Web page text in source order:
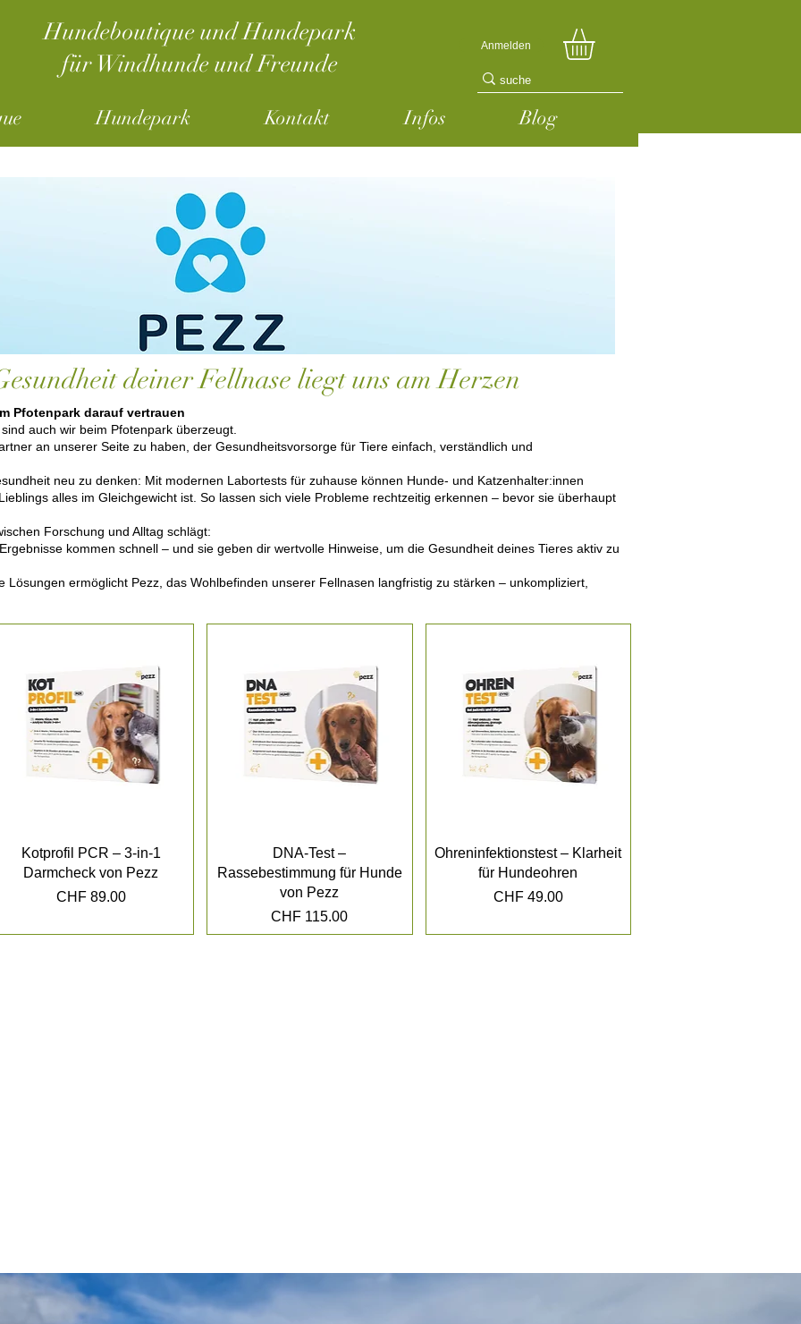
Hundeboutique und Hundepark
für Windhunde und Freunde
Anmelden
Hundepark Kontakt Infos Blog
deiner Fellnase liegt uns am Herzen
Pfotenpark darauf vertrauen
auch wir beim Pfotenpark überzeugt.
an unserer Seite zu haben, der Gesundheitsvorsorge für Tiere einfach, verständlich und
neu zu denken: Mit modernen Labortests für zuhause können Hunde- und Katzenhalter:innen
alles im Gleichgewicht ist. So lassen sich viele Probleme rechtzeitig erkennen – bevor sie überhaupt
Forschung und Alltag schlägt:
kommen schnell – und sie geben dir wertvolle Hinweise, um die Gesundheit deines Tieres aktiv zu
Lösungen ermöglicht Pezz, das Wohlbefinden unserer Fellnasen langfristig zu stärken – unkompliziert,
Kotprofil PCR – 3-in-1
Darmcheck von Pezz
Preis
CHF 89.00
DNA-Test –
Rassebestimmung für Hunde
von Pezz
Preis
CHF 115.00
Ohreninfektionstest – Klarheit
für Hundeohren
Preis
CHF 49.00